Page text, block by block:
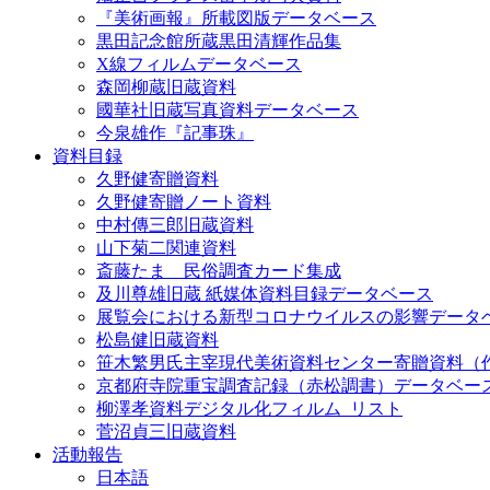
『美術画報』所載図版データベース
黒田記念館所蔵黒田清輝作品集
X線フィルムデータベース
森岡柳蔵旧蔵資料
國華社旧蔵写真資料データベース
今泉雄作『記事珠』
資料目録
久野健寄贈資料
久野健寄贈ノート資料
中村傳三郎旧蔵資料
山下菊二関連資料
斎藤たま 民俗調査カード集成
及川尊雄旧蔵 紙媒体資料目録データベース
展覧会における新型コロナウイルスの影響データ
松島健旧蔵資料
笹木繁男氏主宰現代美術資料センター寄贈資料（
京都府寺院重宝調査記録（赤松調書）データベー
柳澤孝資料デジタル化フィルム_リスト
菅沼貞三旧蔵資料
活動報告
日本語